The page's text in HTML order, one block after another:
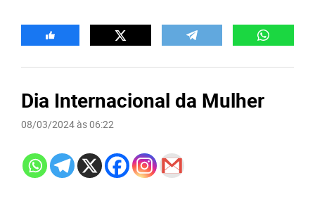
Dia Internacional da Mulher
08/03/2024 às 06:22